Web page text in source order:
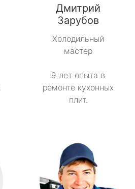
Дмитрий
Зарубов
Холодильный
мастер
9 лет опыта в
ремонте кухонных
плит.